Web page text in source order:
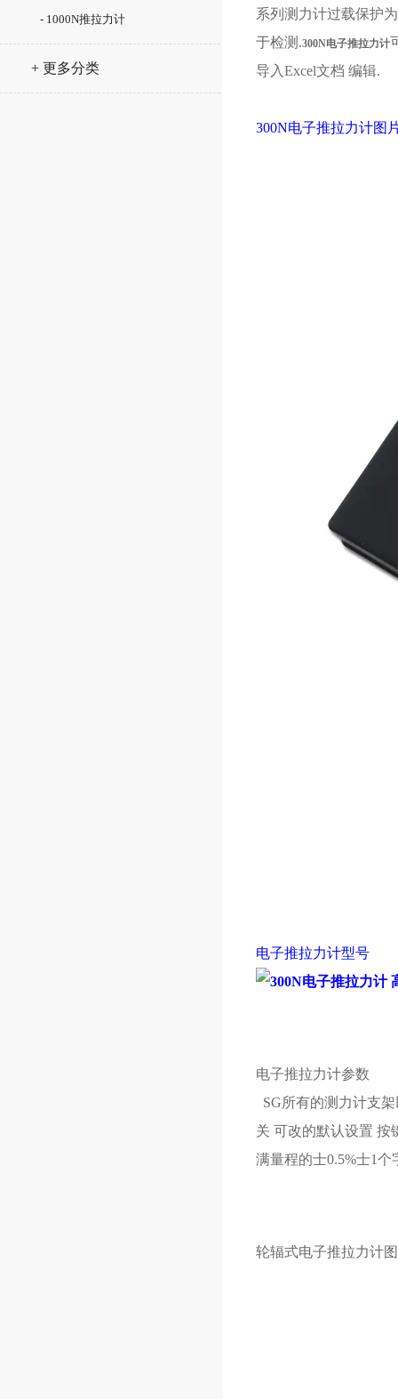
- 1000N推拉力计
+ 更多分类
系列测力计过载保护
于检测.300N电子推拉力计
导入Excel文档 编辑.
300N电子推拉力计图
电子推拉力计型号
电子推拉力计参数
SG所有的测力计支
关 可改的默认设置 按
满量程的士0.5%士1个
轮辐式电子推拉力计